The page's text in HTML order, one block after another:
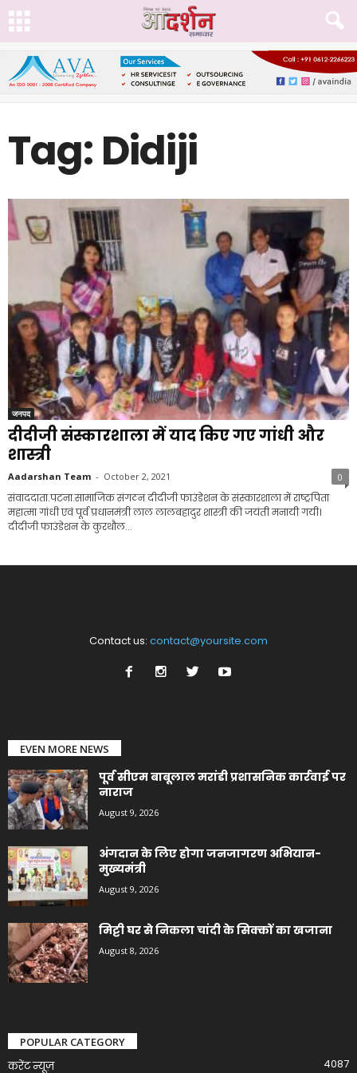
Tag: Didiji
जनपद
दीदीजी संस्कारशाला में याद किए गए गांधी और
शास्त्री
Aadarshan Team - October 2, 2021 0
संवाददाता.पटना.सामाजिक संगठन दीदीजी फाउंडेशन के संस्कारशाला में राष्ट्रपिता
महात्मा गांधी एवं पूर्व प्रधानमंत्री लाल लालबहादुर शास्त्री की जयंती मनायी गयी।
दीदीजी फाउंडेशन के कुरथौल...
Contact us: contact@yoursite.com
EVEN MORE NEWS
पूर्व सीएम बाबूलाल मरांडी प्रशासनिक कार्रवाई पर
नाराज
August 9, 2026
अंगदान के लिए होगा जनजागरण अभियान-
मुख्यमंत्री
August 9, 2026
मिट्टी घर से निकला चांदी के सिक्कों का खजाना
August 8, 2026
POPULAR CATEGORY
करेंट न्यूज़ 4087